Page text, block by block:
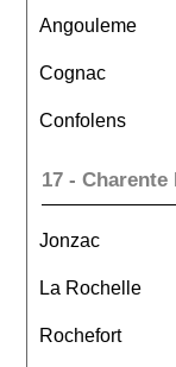
Angouleme
Cognac
Confolens
17 -
Jonzac
La Rochelle
Rochefort